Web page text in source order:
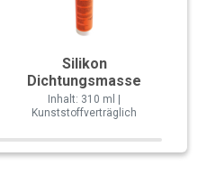
Silikon
Dichtungsmasse
Inhalt: 310 ml |
Kunststoffverträglich